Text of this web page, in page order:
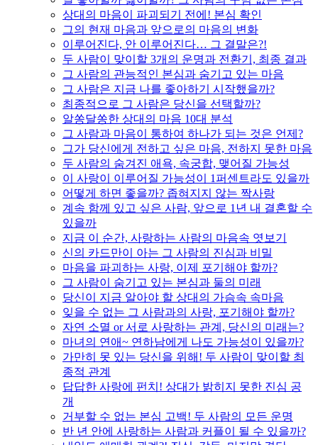
상대의 마음이 파괴되기 전에! 본심 확인
그의 현재 마음과 앞으로의 마음의 변화
이루어진다, 안 이루어진다… 그 결말은?!
두 사람이 맞이할 3개의 운명과 전환기, 최종 결과
그 사람의 관능적인 본심과 숨기고 있는 마음
그 사람은 지금 나를 좋아하기 시작했을까?
최종적으로 그 사람은 당신을 선택할까?
알쏭달쏭한 상대의 마음 10대 분석
그 사람과 마음이 통하여 하나가 되는 것은 언제?
그가 당신에게 전하고 싶은 마음, 전하지 못한 마음
두 사람의 숨겨진 애욕, 속궁합, 맺어질 가능성
이 사랑이 이루어질 가능성이 1퍼센트라도 있을까
어떻게 하면 좋을까? 좁혀지지 않는 짝사랑
계속 함께 있고 싶은 사람, 앞으로 1년 내 결혼할 수
있을까
지금 이 순간, 사랑하는 사람의 마음속 엿보기
신의 카드만이 아는 그 사람의 진심과 비밀
마음을 파괴하는 사랑, 이제 포기해야 할까?
그 사람이 숨기고 있는 본심과 둘의 미래
당신이 지금 알아야 할 상대의 가슴속 속마음
잊을 수 없는 그 사람과의 사랑, 포기해야 할까?
자연 소멸 or 서로 사랑하는 관계, 당신의 미래는?
마녀의 연애~ 연하남에게 나도 가능성이 있을까?
가만히 못 있는 당신을 위해! 두 사람이 맞이할 최
종적 관계
답답한 사랑에 펀치! 상대가 밝히지 못한 진심 공
개
거부할 수 없는 본심 고백! 두 사람의 모든 운명
반 년 안에 사랑하는 사람과 커플이 될 수 있을까?